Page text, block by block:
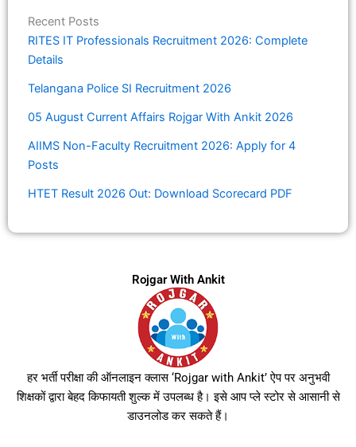
Recent Posts
RITES IT Professionals Recruitment 2026: Complete
Details
Telangana Police SI Recruitment 2026
05 August Current Affairs Rojgar With Ankit 2026
AIIMS Non-Faculty Recruitment 2026: Apply for 4
Posts
HTET Result 2026 Out: Download Scorecard PDF
Rojgar With Ankit
हर भर्ती परीक्षा की ऑनलाइन क्लास ‘Rojgar with Ankit’ ऐप पर अनुभवी
शिक्षकों द्वारा बेहद किफायती शुल्क में उपलब्ध है। इसे आप प्ले स्टोर से आसानी से
डाउनलोड कर सकते हैं।